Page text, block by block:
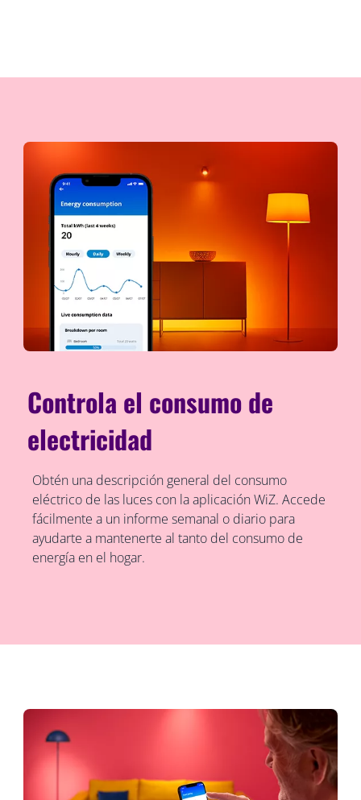
Controla el consumo de
electricidad
Obtén una descripción general del consumo
eléctrico de las luces con la aplicación WiZ. Accede
fácilmente a un informe semanal o diario para
ayudarte a mantenerte al tanto del consumo de
energía en el hogar.